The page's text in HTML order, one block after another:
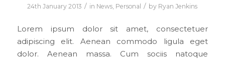
24th January 2013 / in News, Personal / by Ryan Jenkins
Lorem ipsum dolor sit amet, consectetuer
adipiscing elit. Aenean commodo ligula eget
dolor. Aenean massa. Cum sociis natoque